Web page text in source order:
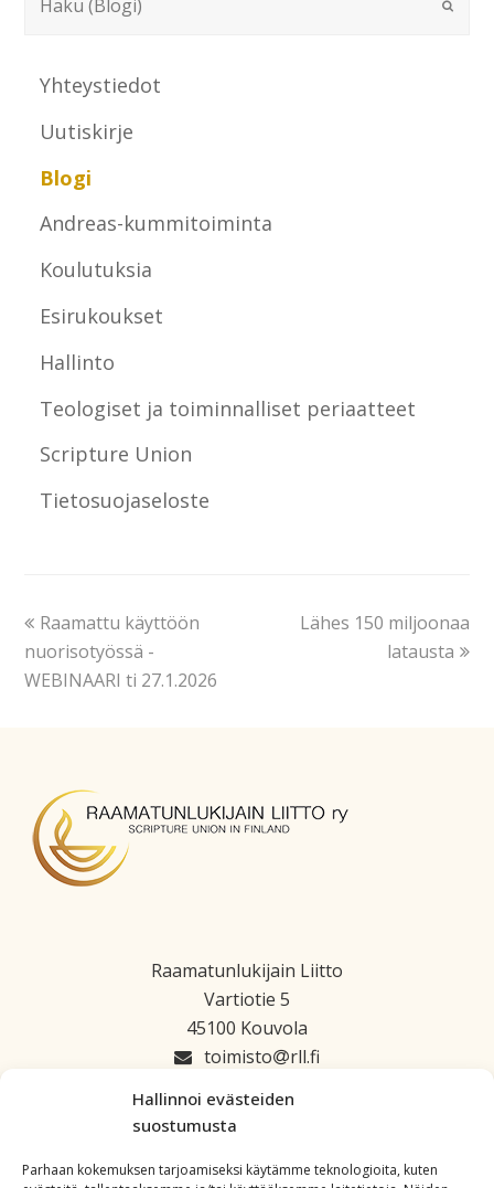
Hallinnoi evästeiden
suostumusta
Parhaan kokemuksen tarjoamiseksi käytämme teknologioita, kuten
Yhteystiedot
Uutiskirje
Blogi
Andreas-kummitoiminta
Koulutuksia
Esirukoukset
Hallinto
Teologiset ja toiminnalliset periaatteet
Scripture Union
Tietosuojaseloste
Raamattu käyttöön
nuorisotyössä -
WEBINAARI ti 27.1.2026
Lähes 150 miljoonaa
latausta
Raamatunlukijain Liitto
Vartiotie 5
45100 Kouvola
toimisto
rll.fi